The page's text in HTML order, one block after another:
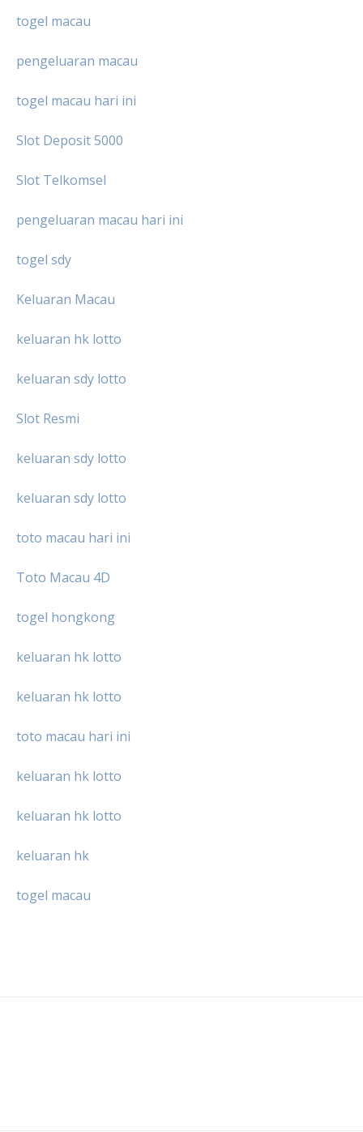
togel macau
pengeluaran macau
togel macau hari ini
Slot Deposit 5000
Slot Telkomsel
pengeluaran macau hari ini
togel sdy
Keluaran Macau
keluaran hk lotto
keluaran sdy lotto
Slot Resmi
keluaran sdy lotto
keluaran sdy lotto
toto macau hari ini
Toto Macau 4D
togel hongkong
keluaran hk lotto
keluaran hk lotto
toto macau hari ini
keluaran hk lotto
keluaran hk lotto
keluaran hk
togel macau